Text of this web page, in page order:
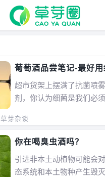
葡萄酒品尝笔记-最好
超市货架上摆满了抗菌喷
剂，你认为细菌是我们必
草芽杂谈
你在喝臭虫酒吗？
引进非本土动植物可能会
态系统和本土物种产生毁